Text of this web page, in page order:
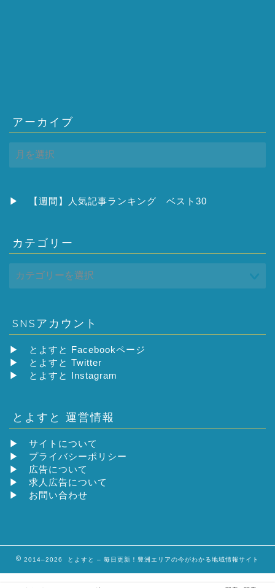
アーカイブ
ー
ブ
▶ 【週間】人気記事ランキング ベスト30
カテゴリー
SNSアカウント
▶
とよすと Facebookページ
▶
とよすと Twitter
▶
とよすと Instagram
とよすと 運営情報
▶ サイトについて
▶ プライバシーポリシー
▶ 広告について
▶ 求人広告について
▶ お問い合わせ
2014–2026 とよすと – 毎日更新！豊洲エリアの今がわかる地域情報サイト